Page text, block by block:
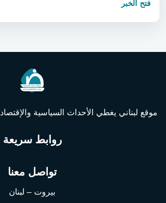
فتح الخبر
موقع لبناني يغطي الأحداث السياسية
روابط سريعة
تواصل معنا
بيروت – لبنان